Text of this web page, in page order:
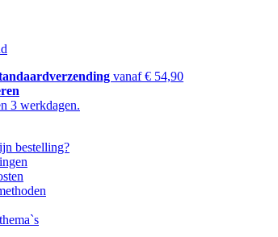
vanaf € 54,90
3 werkdagen.
bestelling?